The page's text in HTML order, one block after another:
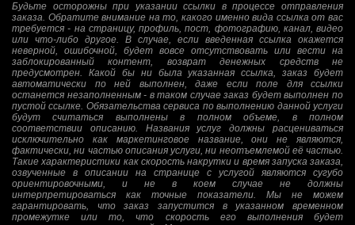
Будьте осторожны при указании ссылки в процессе отправления
заказа. Обратите внимание на то, какого именно вида ссылка от вас
требуется - на страницу, профиль, пост, фотографию, канал, видео
или что-либо другое. В случае, если введенная ссылка окажется
неверной, ошибочной, будет вовсе отсутствовать или вести на
заблокированный контент, возврат денежных средств не
предусмотрен. Какой бы ни была указанная ссылка, заказ будет
автоматически по ней выполнен, даже если поле для ссылки
останется незаполненным - в таком случае заказ будет выполнен по
пустой ссылке. Обязательства сервиса по выполнению данной услуги
будут считаться выполнены в полном объеме, в полном
соответствии описанию. Названия услуг должны расцениваться
исключительно как маркетинговое название, они не являются,
фактически, ни частью описания услуги, ни неотъемлемой её частью.
Такие характеристики как скорость накрутки и время запуска заказа,
озвученные в описании на странице с услугой являются сугубо
ориентировочными, и не в коем случае не должны
интерпретироваться как точные показатели. Мы не можем
гарантировать, что заказ запустится в указанном временном
промежутке или то, что скорость его выполнения будет